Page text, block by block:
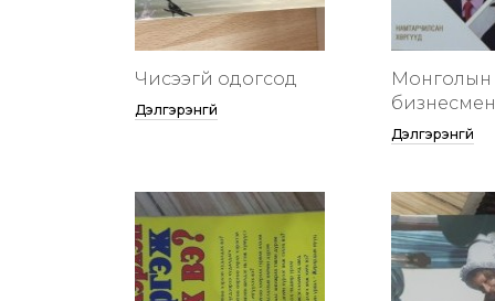
Чисээгүй одогсод
Дэлгэрэнгүй
Монголын
Дэлгэрэнгүй